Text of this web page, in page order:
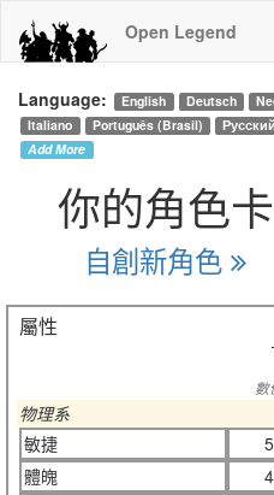
Open Legend
Language: English Deutsch
Italiano
Português (Brasil) Русский
Add More
你的角色卡
自創新角色
屬性
數
物理系
敏捷
5
體魄
4